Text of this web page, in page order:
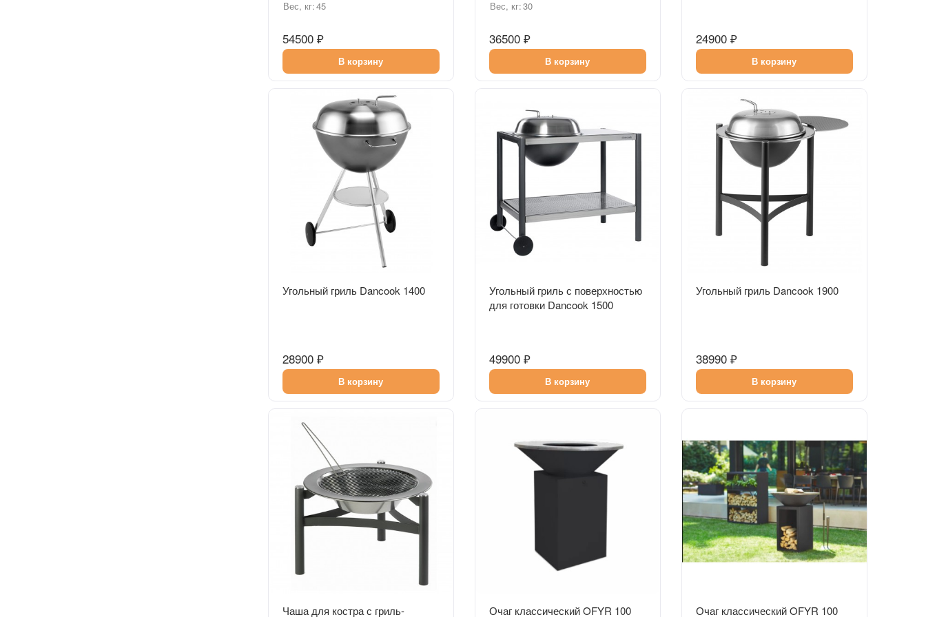
Вес, кг:45
54500 ₽
В корзину
Вес, кг:30
36500 ₽
В корзину
24900 ₽
В корзину
Быстрый просмотр
Угольный гриль Dancook 1400
28900 ₽
В корзину
Быстрый просмотр
Угольный гриль с поверхностью
для готовки Dancook 1500
49900 ₽
В корзину
Быстрый просмотр
Угольный гриль Dancook 1900
38990 ₽
В корзину
Чаша для костра с гриль- Быстрый просмотр
Очаг классический OFYR 100 Быстрый просмотр
Очаг классический OFYR 100